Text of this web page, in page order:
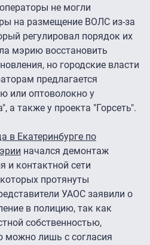
не могли
на размещение ВОЛС из-за
регулировал порядок их
мэрию восстановить
но городские власти
предлагается
или оптоволокно у
а также у проекта "Горсеть".
в Екатеринбурге по
начался демонтаж
и контактной сети
протянуты
УАОС заявили о
в полицию, так как
собственностью,
можно лишь с согласия